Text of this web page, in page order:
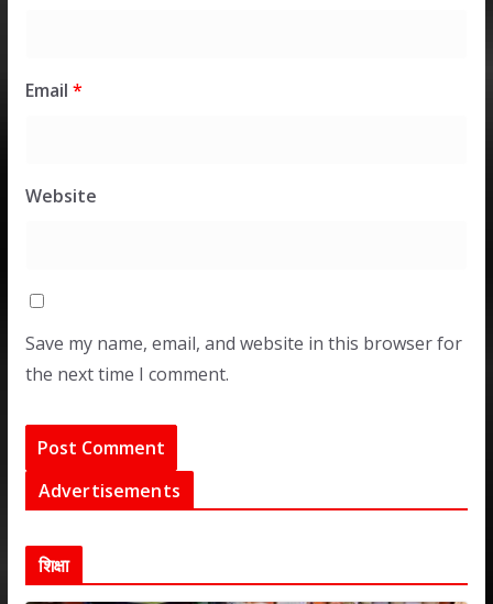
Email *
Website
Save my name, email, and website in this browser for
the next time I comment.
Advertisements
शिक्षा